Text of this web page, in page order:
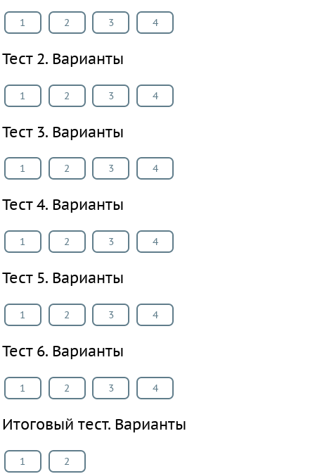
Белорусский
язык
Французский
Биология
Информатика
География
Литература
Обществознание
Черчение
Экология
Испанский
Искусство
Казахский
Физкультура
ВИДЕОРЕШЕНИЯ
1 2 3 4
Тест 2. Варианты
1 2 3 4
Тест 3. Варианты
1 2 3 4
Тест 4. Варианты
1 2 3 4
Тест 5. Варианты
1 2 3 4
Тест 6. Варианты
1 2 3 4
Итоговый тест. Варианты
1 2